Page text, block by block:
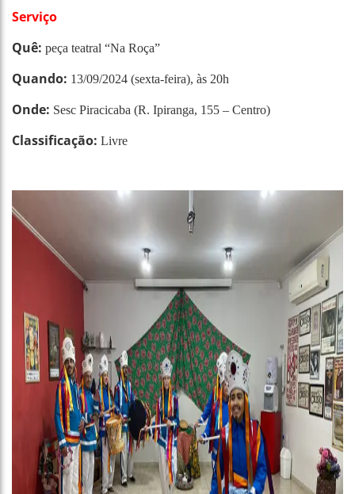
Serviço
Quê: peça teatral “Na Roça”
Quando: 13/09/2024 (sexta-feira), às 20h
Onde: Sesc Piracicaba (R. Ipiranga, 155 – Centro)
Classificação: Livre